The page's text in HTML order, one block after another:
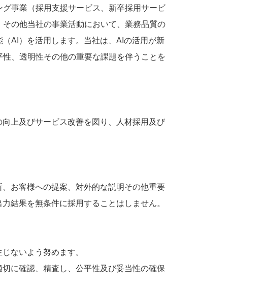
事業（採用支援サービス、新卒採用サービ
の他当社の事業活動において、業務品質の
AI）を活用します。当社は、AIの活用が新
、透明性その他の重要な課題を伴うことを
上及びサービス改善を図り、人材採用及び
お客様への提案、対外的な説明その他重要
結果を無条件に採用することはしません。
ないよう努めます。
に確認、精査し、公平性及び妥当性の確保